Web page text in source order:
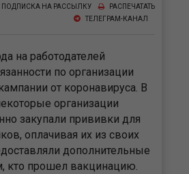
РАСПЕЧАТАТЬ
ПОДПИСКА НА РАССЫЛКУ
ТЕЛЕГРАМ-КАНАЛ
на работодателей
по организации
от коронавируса. В
организации
закупали прививки для
оплачивая их из своих
дополнительные
кто прошел вакцинацию.